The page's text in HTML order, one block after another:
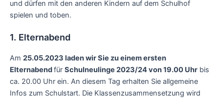
und dürfen mit den anderen Kindern auf dem Schulhof
spielen und toben.
1. Elternabend
Am 25.05.2023 laden wir Sie zu einem ersten
Elternabendfür Schulneulinge 2023/24 von 19.00 Uhr bis
ca. 20.00 Uhr ein. An diesem Tag erhalten Sie allgemeine
Infos zum Schulstart. Die Klassenzusammensetzung wird